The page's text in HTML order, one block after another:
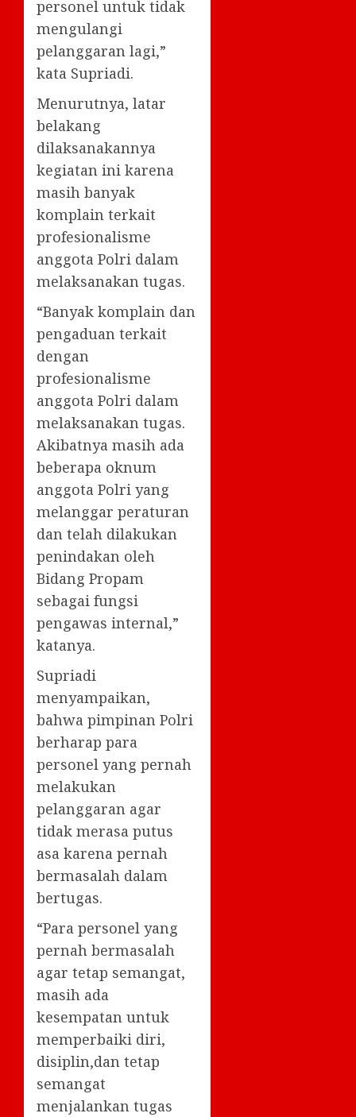
personel untuk tidak
mengulangi
pelanggaran lagi,”
kata Supriadi.
Menurutnya, latar
belakang
dilaksanakannya
kegiatan ini karena
masih banyak
komplain terkait
profesionalisme
anggota Polri dalam
melaksanakan tugas.
“Banyak komplain dan
pengaduan terkait
dengan
profesionalisme
anggota Polri dalam
melaksanakan tugas.
Akibatnya masih ada
beberapa oknum
anggota Polri yang
melanggar peraturan
dan telah dilakukan
penindakan oleh
Bidang Propam
sebagai fungsi
pengawas internal,”
katanya.
Supriadi
menyampaikan,
bahwa pimpinan Polri
berharap para
personel yang pernah
melakukan
pelanggaran agar
tidak merasa putus
asa karena pernah
bermasalah dalam
bertugas.
“Para personel yang
pernah bermasalah
agar tetap semangat,
masih ada
kesempatan untuk
memperbaiki diri,
disiplin,dan tetap
semangat
menjalankan tugas